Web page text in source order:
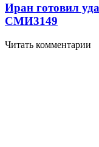
Иран готовил
СМИ3149
Читать комментарии